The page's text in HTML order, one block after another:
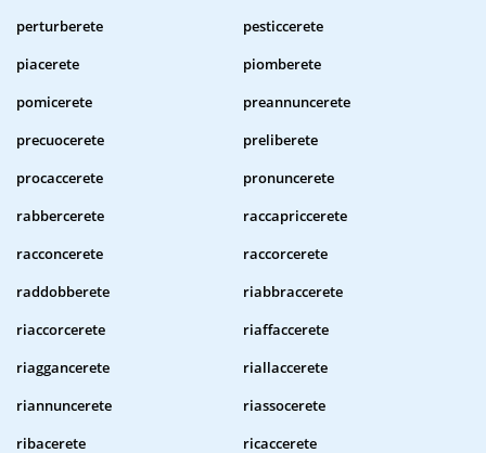
perturberete
pesticcerete
piacerete
piomberete
pomicerete
preannuncerete
precuocerete
preliberete
procaccerete
pronuncerete
rabbercerete
raccapriccerete
racconcerete
raccorcerete
raddobberete
riabbraccerete
riaccorcerete
riaffaccerete
riaggancerete
riallaccerete
riannuncerete
riassocerete
ribacerete
ricaccerete